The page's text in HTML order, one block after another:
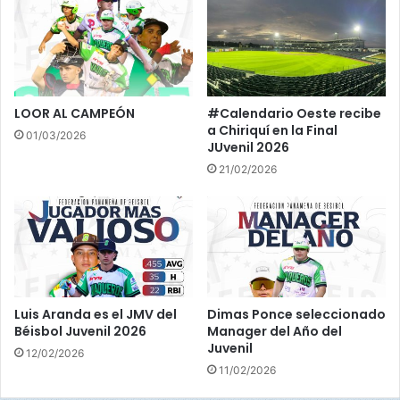
Panamá Metro, Panamá Oeste y Panamá Este y las
Estrellas Azules; Bocas del Toro, Chiriquí, Herrera, Los
Santos, Veraguas y Occidente.
6. Los jugadores que en cada una de las posiciones que
más votos obtengan, serán los abridores en el Juego de
las Estrellas. En caso de algún empate, el jugador con
mejor registro en las estadísticas de la serie Regular, será
El Juego de las Estrellas, se jugará a las 7:00 p.m., y como
preámbulo del mismo se escenificará el Home Run Derby,
el cual está programada para iniciar a las 6:00 p.m., con la
participación de los mejores jonroneros del torneo. Los
participantes en el Home Run Derby, serán designados
por la Comisión Técnica y cada novena; Rojo y Azul,
contarán con cuatro representantes.
LOOR AL CAMPEÓN
01/03/2026
#Calendario Oeste recibe
a Chiriquí en la Final
JUvenil 2026
21/02/2026
Luis Aranda es el JMV del
Béisbol Juvenil 2026
12/02/2026
Dimas Ponce seleccionado
Manager del Año del
Juvenil
11/02/2026